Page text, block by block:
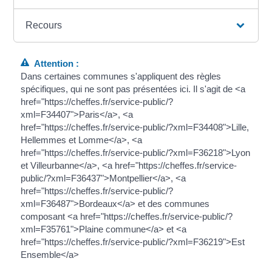
Recours
Attention :
Dans certaines communes s'appliquent des règles
spécifiques, qui ne sont pas présentées ici. Il s'agit de <a
href="https://cheffes.fr/service-public/?
xml=F34407">Paris</a>, <a
href="https://cheffes.fr/service-public/?xml=F34408">Lille,
Hellemmes et Lomme</a>, <a
href="https://cheffes.fr/service-public/?xml=F36218">Lyon
et Villeurbanne</a>, <a href="https://cheffes.fr/service-
public/?xml=F36437">Montpellier</a>, <a
href="https://cheffes.fr/service-public/?
xml=F36487">Bordeaux</a> et des communes
composant <a href="https://cheffes.fr/service-public/?
xml=F35761">Plaine commune</a> et <a
href="https://cheffes.fr/service-public/?xml=F36219">Est
Ensemble</a>